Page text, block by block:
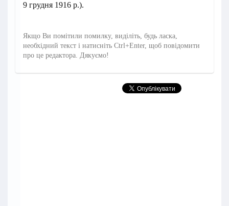
9 грудня 1916 р.).
Якщо Ви помітили помилку, виділіть, будь ласка,
необхідний текст і натисніть Ctrl+Enter, щоб повідомити
про це редактора. Дякуємо!